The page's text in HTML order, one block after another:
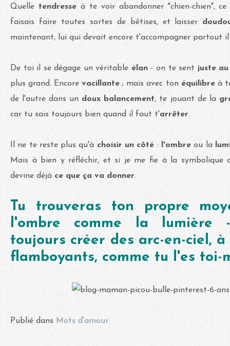
Quelle tendresse à te voir abandonner "chien-chien",
faisais faire toutes sortes de bêtises, et laisser
maintenant, lui qui devait encore t'accompagner partout il
De toi il se dégage un véritable élan- on te sent juste
plus grand. Encorevacillante; mais avec ton équilibre à
de l'autre dans un doux balancement, te jouant de la
car tu sais toujours bien quand il faut t'arrêter.
Il ne te reste plus qu'à choisir un côté : l'ombreou la
Mais à bien y réfléchir, et si je me fie à la symbolique
devine déjà ce que ça va donner.
Tu trouveras ton propre
l'ombre comme la lumière
toujours créer des arc-en-ciel,
flamboyants, comme tu l'es toi-
Publié dans Mots d'amour